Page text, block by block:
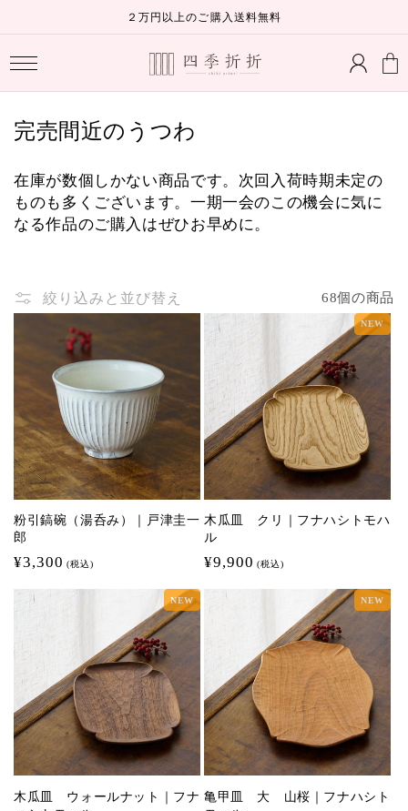
２万円以上のご購入送料無料
イ
ン
ー
コ
ク
シ
:
完売間近のうつわ
在庫が数個しかない商品です。次回入荷時期未定の
ものも多くございます。一期一会のこの機会に気に
なる作品のご購入はぜひお早めに。
絞り込みと並び替え 68個の商品
粉引鎬碗（湯呑み）｜戸津圭一
郎
通
¥3,300 (税込)
NEW
木瓜皿 クリ｜フナハシトモハ
ル
通
価
¥9,900 (税込)
NEW
木瓜皿 ウォールナット｜フナ
NEW
亀甲皿 大 山桜｜フナハシト